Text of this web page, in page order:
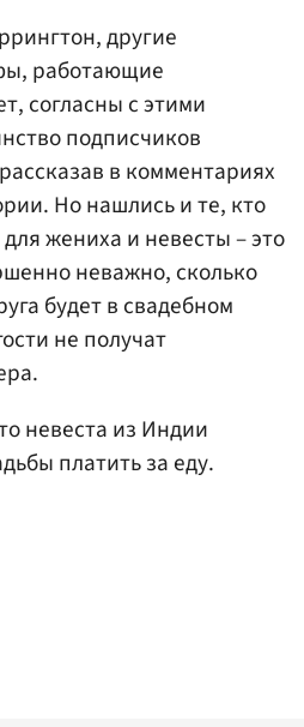
другие
работающие
согласны с этими
подписчиков
в комментариях
Но нашлись и те, кто
жениха и невесты – это
неважно, сколько
будет в свадебном
не получат
невеста из Индии
платить за еду.